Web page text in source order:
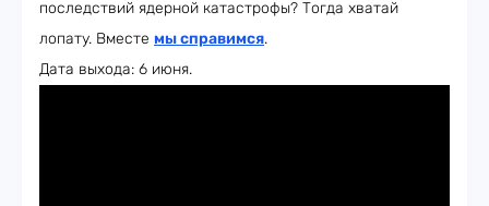
последствий ядерной катастрофы? Тогда хватай
лопату. Вместе мы справимся.
Дата выхода: 6 июня.